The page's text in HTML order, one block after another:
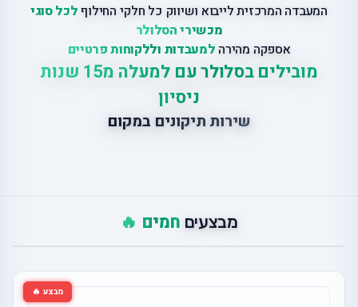
המעבדה המרכזית לייבוא ושיווק כל חלקי החילוףלכל סוגי
מכשירי הסלולר
אספקה מהירה למעבדות וללקוחות פרטיים
מובילים בסלולר עם למעלה מ15 שנות
ניסיון
שירות תיקונים במקום
מבצעים חמים 🔥
מבצע 🔥